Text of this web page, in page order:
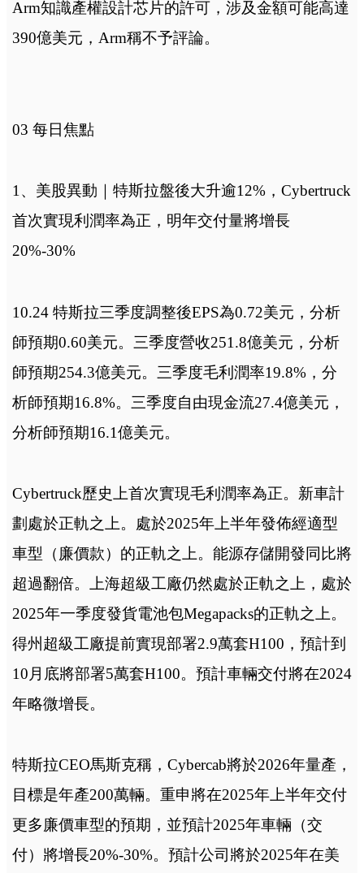
Arm知識產權設計芯片的許可，涉及金額可能高達
390億美元，Arm稱不予評論。
03 每日焦點
1、美股異動｜特斯拉盤後大升逾12%，Cybertruck
首次實現利潤率為正，明年交付量將增長
20%-30%
10.24 特斯拉三季度調整後EPS為0.72美元，分析
師預期0.60美元。三季度營收251.8億美元，分析
師預期254.3億美元。三季度毛利潤率19.8%，分
析師預期16.8%。三季度自由現金流27.4億美元，
分析師預期16.1億美元。
Cybertruck歷史上首次實現毛利潤率為正。新車計
劃處於正軌之上。處於2025年上半年發佈經適型
車型（廉價款）的正軌之上。能源存儲開發同比將
超過翻倍。上海超級工廠仍然處於正軌之上，處於
2025年一季度發貨電池包Megapacks的正軌之上。
得州超級工廠提前實現部署2.9萬套H100，預計到
10月底將部署5萬套H100。預計車輛交付將在2024
年略微增長。
特斯拉CEO馬斯克稱，Cybercab將於2026年量產，
目標是年產200萬輛。重申將在2025年上半年交付
更多廉價車型的預期，並預計2025年車輛（交
付）將增長20%-30%。預計公司將於2025年在美